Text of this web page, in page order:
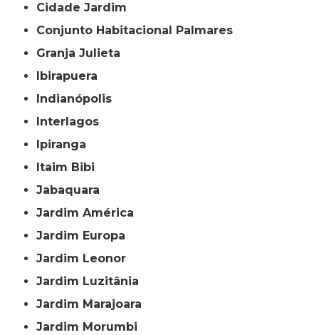
Cidade Jardim
Conjunto Habitacional Palmares
Granja Julieta
Ibirapuera
Indianópolis
Interlagos
Ipiranga
Itaim Bibi
Jabaquara
Jardim América
Jardim Europa
Jardim Leonor
Jardim Luzitânia
Jardim Marajoara
Jardim Morumbi